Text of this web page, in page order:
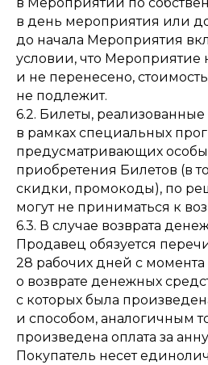
в день мероприятия или
до начала Мероприятия
условии, что Мероприятие
и не перенесено,
не подлежит.
6.2. Билеты,
в рамках специальных
предусматривающих
приобретения Билетов (в
скидки, промокоды), по
могут не приниматься к
6.3. В случае возврата
Продавец обязуется
28 рабочих дней с
о возврате денежных
с которых была
и способом, аналогичным
произведена оплата за
Покупатель несет